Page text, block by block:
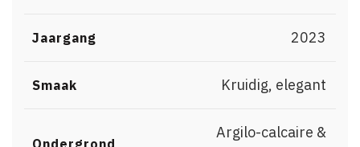
Jaargang 2023
Smaak Kruidig, elegant
Ondergrond
Argilo-calcaire &